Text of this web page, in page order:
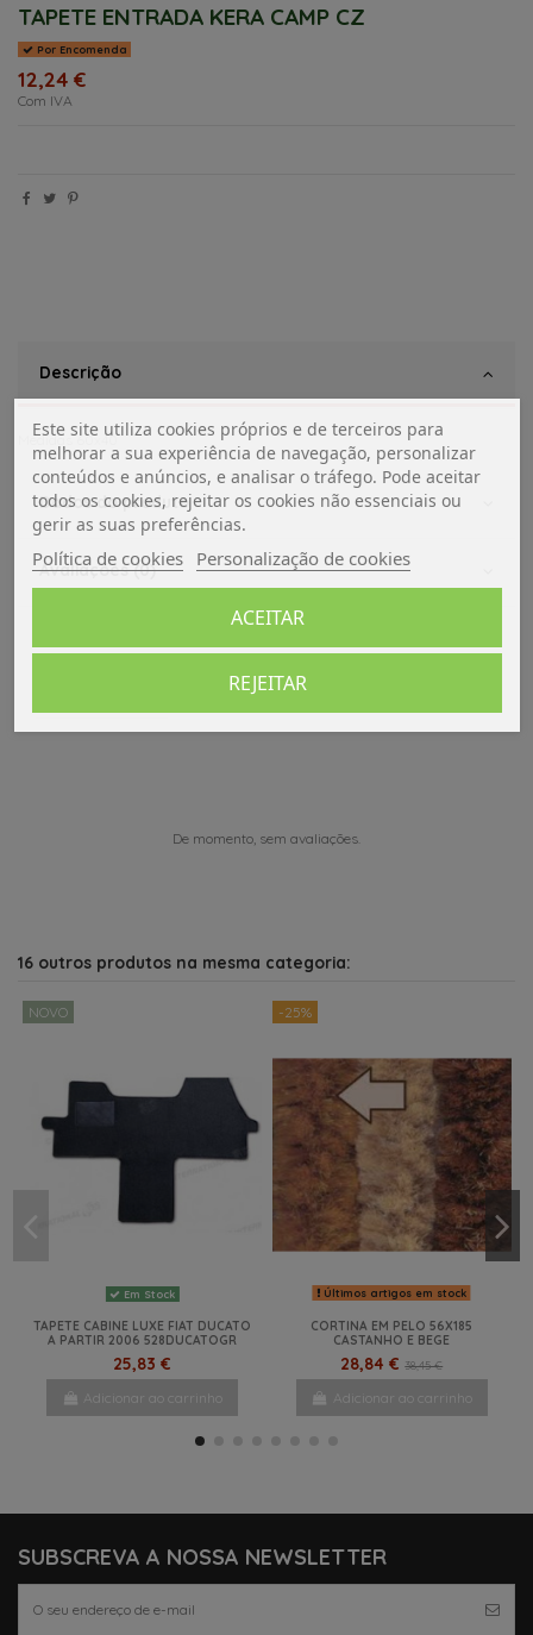
TAPETE ENTRADA KERA CAMP CZ
Por Encomenda
12,24 €
Com IVA
Descrição
Medidas 60x40
Dados do produto
Avaliações (0)
De momento, sem avaliações.
16 outros produtos na mesma categoria:
NOVO
Em Stock
TAPETE CABINE LUXE FIAT DUCATO
A PARTIR 2006 528DUCATOGR
25,83 €
Adicionar ao carrinho
-25%
Últimos artigos em stock
CORTINA EM PELO 56X185
CASTANHO E BEGE
28,84 €38,45 €
Adicionar ao carrinho
SUBSCREVA A NOSSA NEWSLETTER
Este site utiliza cookies próprios e de terceiros para
melhorar a sua experiência de navegação, personalizar
conteúdos e anúncios, e analisar o tráfego. Pode aceitar
todos os cookies, rejeitar os cookies não essenciais ou
gerir as suas preferências.
Política de cookies Personalização de cookies
REJEITAR
ACEITAR